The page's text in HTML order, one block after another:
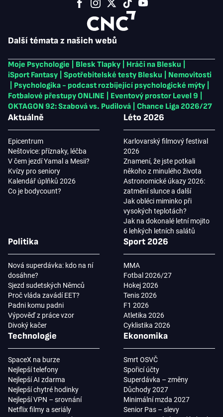
Další témata z našich webů
Moje Psychologie Blesk Tlapky Hráči na Blesku
iSport Fantasy
Spotřebitelské testy Blesku
Nemovitosti
Psychologika - podcast rozbíjející psychologické mýty
Fotbalové přestupy ONLINE
Eventový prostor Level 9
OKTAGON 92: Szabová vs. Pudilová
Chance Liga 2026/27
Aktuálně
Epicentrum
Neštovice: příznaky, léčba
V čem jezdí Yamal a Mesii?
Kvízy pro seniory
Kalendář úplňků 2026
Co je bodycount?
Léto 2026
Karlovarský filmový festival
2026
Znamení, že jste potkali
někoho z minulého života
Astronomické úkazy 2026:
zatmění slunce a další
Jak obléci miminko při
vysokých teplotách?
Jak na dokonalé letní mojito
6 lehkých letních salátů
Politika
Nová superdávka: kdo na ní
dosáhne?
Sjezd sudetských Němců
Proč vláda zavádí EET?
Padni komu padni
Výpověď z práce vzor
Divoký kačer
Sport 2026
MMA
Fotbal 2026/27
Hokej 2026
Tenis 2026
F1 2026
Atletika 2026
Cyklistika 2026
Technologie
SpaceX na burze
Nejlepší telefony
Nejlepší AI zdarma
Nejlepší chytré hodinky
Nejlepší VPN – srovnání
Netflix filmy a seriály
Ekonomika
Smrt OSVČ
Spořicí účty
Superdávka – změny
Důchody 2027
Minimální mzda 2027
Senior Pas – slevy